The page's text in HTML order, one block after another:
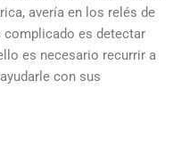
avería en los relés de
complicado es detectar
es necesario recurrir a
con sus